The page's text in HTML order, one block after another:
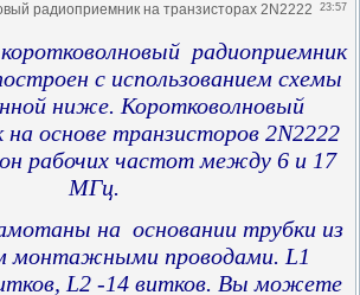
23:57
радиоприемник на транзисторах 2N2222
радиоприемник
с использованием схемы
ниже. Коротковолновый
на основе транзисторов 2N2222
рабочих частот между 6 и 17
МГц.
на основании трубки из
монтажными проводами. L1
L2 -14 витков. Вы можете